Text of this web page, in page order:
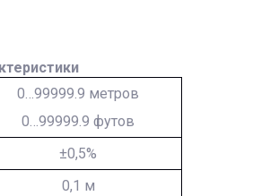
0…99999.9 метров
0…99999.9 футов
±0,5%
0,1 м